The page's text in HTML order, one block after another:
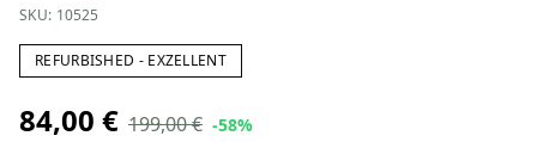
SKU: 10525
REFURBISHED - EXZELLENT
84,00 € 199,00 € -58%